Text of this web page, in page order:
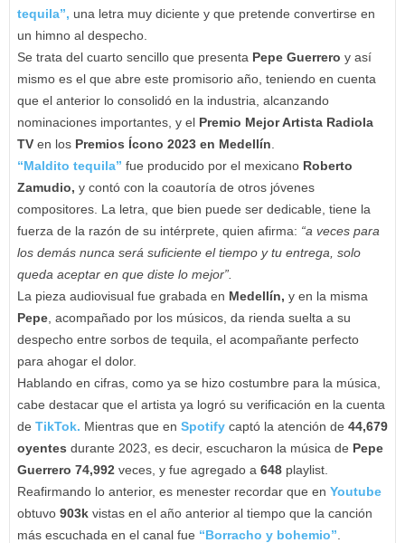
tequila”, una letra muy diciente y que pretende convertirse en
un himno al despecho.
Se trata del cuarto sencillo que presenta Pepe Guerrero y así
mismo es el que abre este promisorio año, teniendo en cuenta
que el anterior lo consolidó en la industria, alcanzando
nominaciones importantes, y el Premio Mejor Artista Radiola
TV en los Premios Ícono 2023 en Medellín
“Maldito tequila” fue producido por el mexicano Roberto
Zamudio, y contó con la coautoría de otros jóvenes
compositores. La letra, que bien puede ser dedicable, tiene la
fuerza de la razón de su intérprete, quien afirma: “a veces para
los demás nunca será suficiente el tiempo y tu entrega, solo
queda aceptar en que diste lo mejor”.
La pieza audiovisual fue grabada en Medellín, y en la misma
Pepe , acompañado por los músicos, da rienda suelta a su
despecho entre sorbos de tequila, el acompañante perfecto
para ahogar el dolor.
Hablando en cifras, como ya se hizo costumbre para la música,
cabe destacar que el artista ya logró su verificación en la cuenta
de TikTok. Mientras que en Spotify captó la atención de 44,679
oyentes durante 2023, es decir, escucharon la música de Pepe
Guerrero 74,992 veces, y fue agregado a 648 playlist.
Reafirmando lo anterior, es menester recordar que en Youtube
obtuvo 903k vistas en el año anterior al tiempo que la canción
más escuchada en el canal fue “Borracho y bohemio”